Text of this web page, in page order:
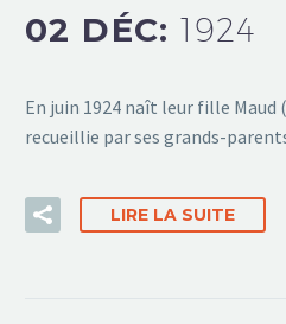
02 DÉC:1924
En juin 1924 naît leur fille Maud
recueillie par ses grands-
LIRE LA SUITE